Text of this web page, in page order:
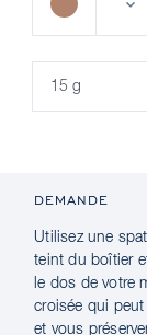
DEMANDE
Utilisez une
teint du boîtier
le dos de votre
croisée qui
et vous